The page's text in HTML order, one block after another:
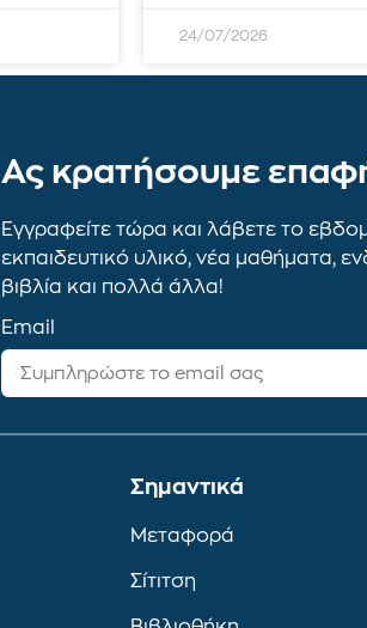
24/07/2026
Ας κρατήσουμε
Εγγραφείτε τώρα και λάβετε το
εκπαιδευτικό υλικό, νέα μαθήματα,
βιβλία και πολλά άλλα!
Email
Σημαντικά
Μεταφορά
Σίτιτση